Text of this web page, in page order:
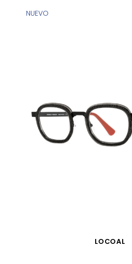
VISTA RÁPIDA
NUEVO
LOCOAL